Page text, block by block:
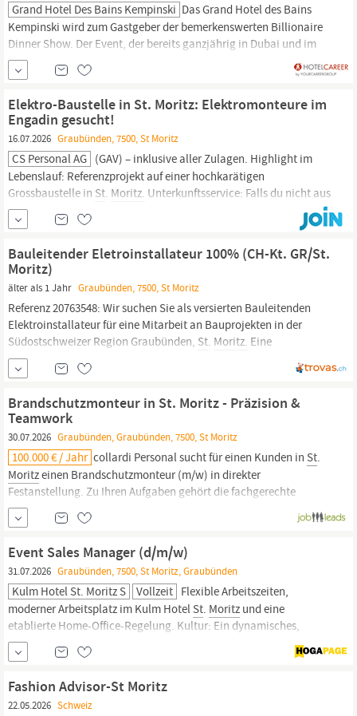
Grand Hotel Des Bains Kempinski Das Grand Hotel des Bains
Kempinski wird zum Gastgeber der bemerkenswerten Billionaire
Dinner Show. Der Event, der bereits ganzjährig in Dubai und im
Sommer an ihrem historischen Standort in Porto Cervo und im
legendären Sporting in Monte Carlo stattfindet, wird ihre Präsenz
Elektro-Baustelle in St. Moritz: Elektromonteure im
Engadin gesucht!
16.07.2026 Graubünden, 7500, St Moritz
CS Personal AG (GAV) – inklusive aller Zulagen. Highlight im
Lebenslauf: Referenzprojekt auf einer hochkarätigen
Grossbaustelle in St. Moritz. Unterkunftsservice: Falls du nicht aus
der Region kommst, unterstützen wir dich unkompliziert bei der
Suche nach einer passenden Unterkunft vor Ort. Rundum-
Bauleitender Eletroinstallateur 100% (CH-Kt. GR/St.
Moritz)
älter als 1 Jahr Graubünden, 7500, St Moritz
Referenz 20763548: Wir suchen Sie als versierten Bauleitenden
Elektroinstallateur für eine Mitarbeit an Bauprojekten in der
Südostschweizer Region Graubünden, St. Moritz. Eine
Arbeitsaufnahme kann ab sofort erfolgen - je nach Verfügbarkeit
und direkter Vereinbarung mit Schweizer Arbeitgeber. Wir sind
Brandschutzmonteur in St. Moritz - Präzision &
Teamwork
30.07.2026 Graubünden, Graubünden, 7500, St Moritz
100.000 € / Jahr collardi Personal sucht für einen Kunden in St.
Moritzeinen Brandschutzmonteur (m/w) in direkter
Festanstellung. Zu Ihren Aufgaben gehört die fachgerechte
Verarbeitung und Montage von Brandmanschetten, Weichschott,
Brandabschottungen sowie Lüftungsbrandschutz. Sie arbeiten
sorgfältig, zuverlässig und selbstständig, arbeiten gern im...
Event Sales Manager (d/m/w)
31.07.2026 Graubünden, 7500, St Moritz, Graubünden
Kulm Hotel St. Moritz S Vollzeit Flexible Arbeitszeiten,
moderner Arbeitsplatz im Kulm Hotel St. Moritz und eine
etablierte Home-Office-Regelung. Kultur: Ein dynamisches,
kollegiales Umfeld innerhalb des Brand & Commercial Teams mit
viel Raum für persönliche Entfaltung. Bereit, die Zukunft unserer
Fashion Advisor-St Moritz
22.05.2026 Schweiz